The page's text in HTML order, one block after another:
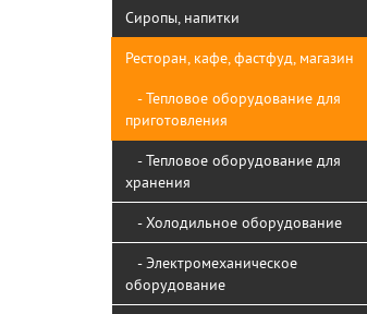
Сиропы, напитки
Ресторан, кафе, фастфуд, магазин
- Тепловое оборудование для
приготовления
- Тепловое оборудование для
хранения
- Холодильное оборудование
- Электромеханическое
оборудование